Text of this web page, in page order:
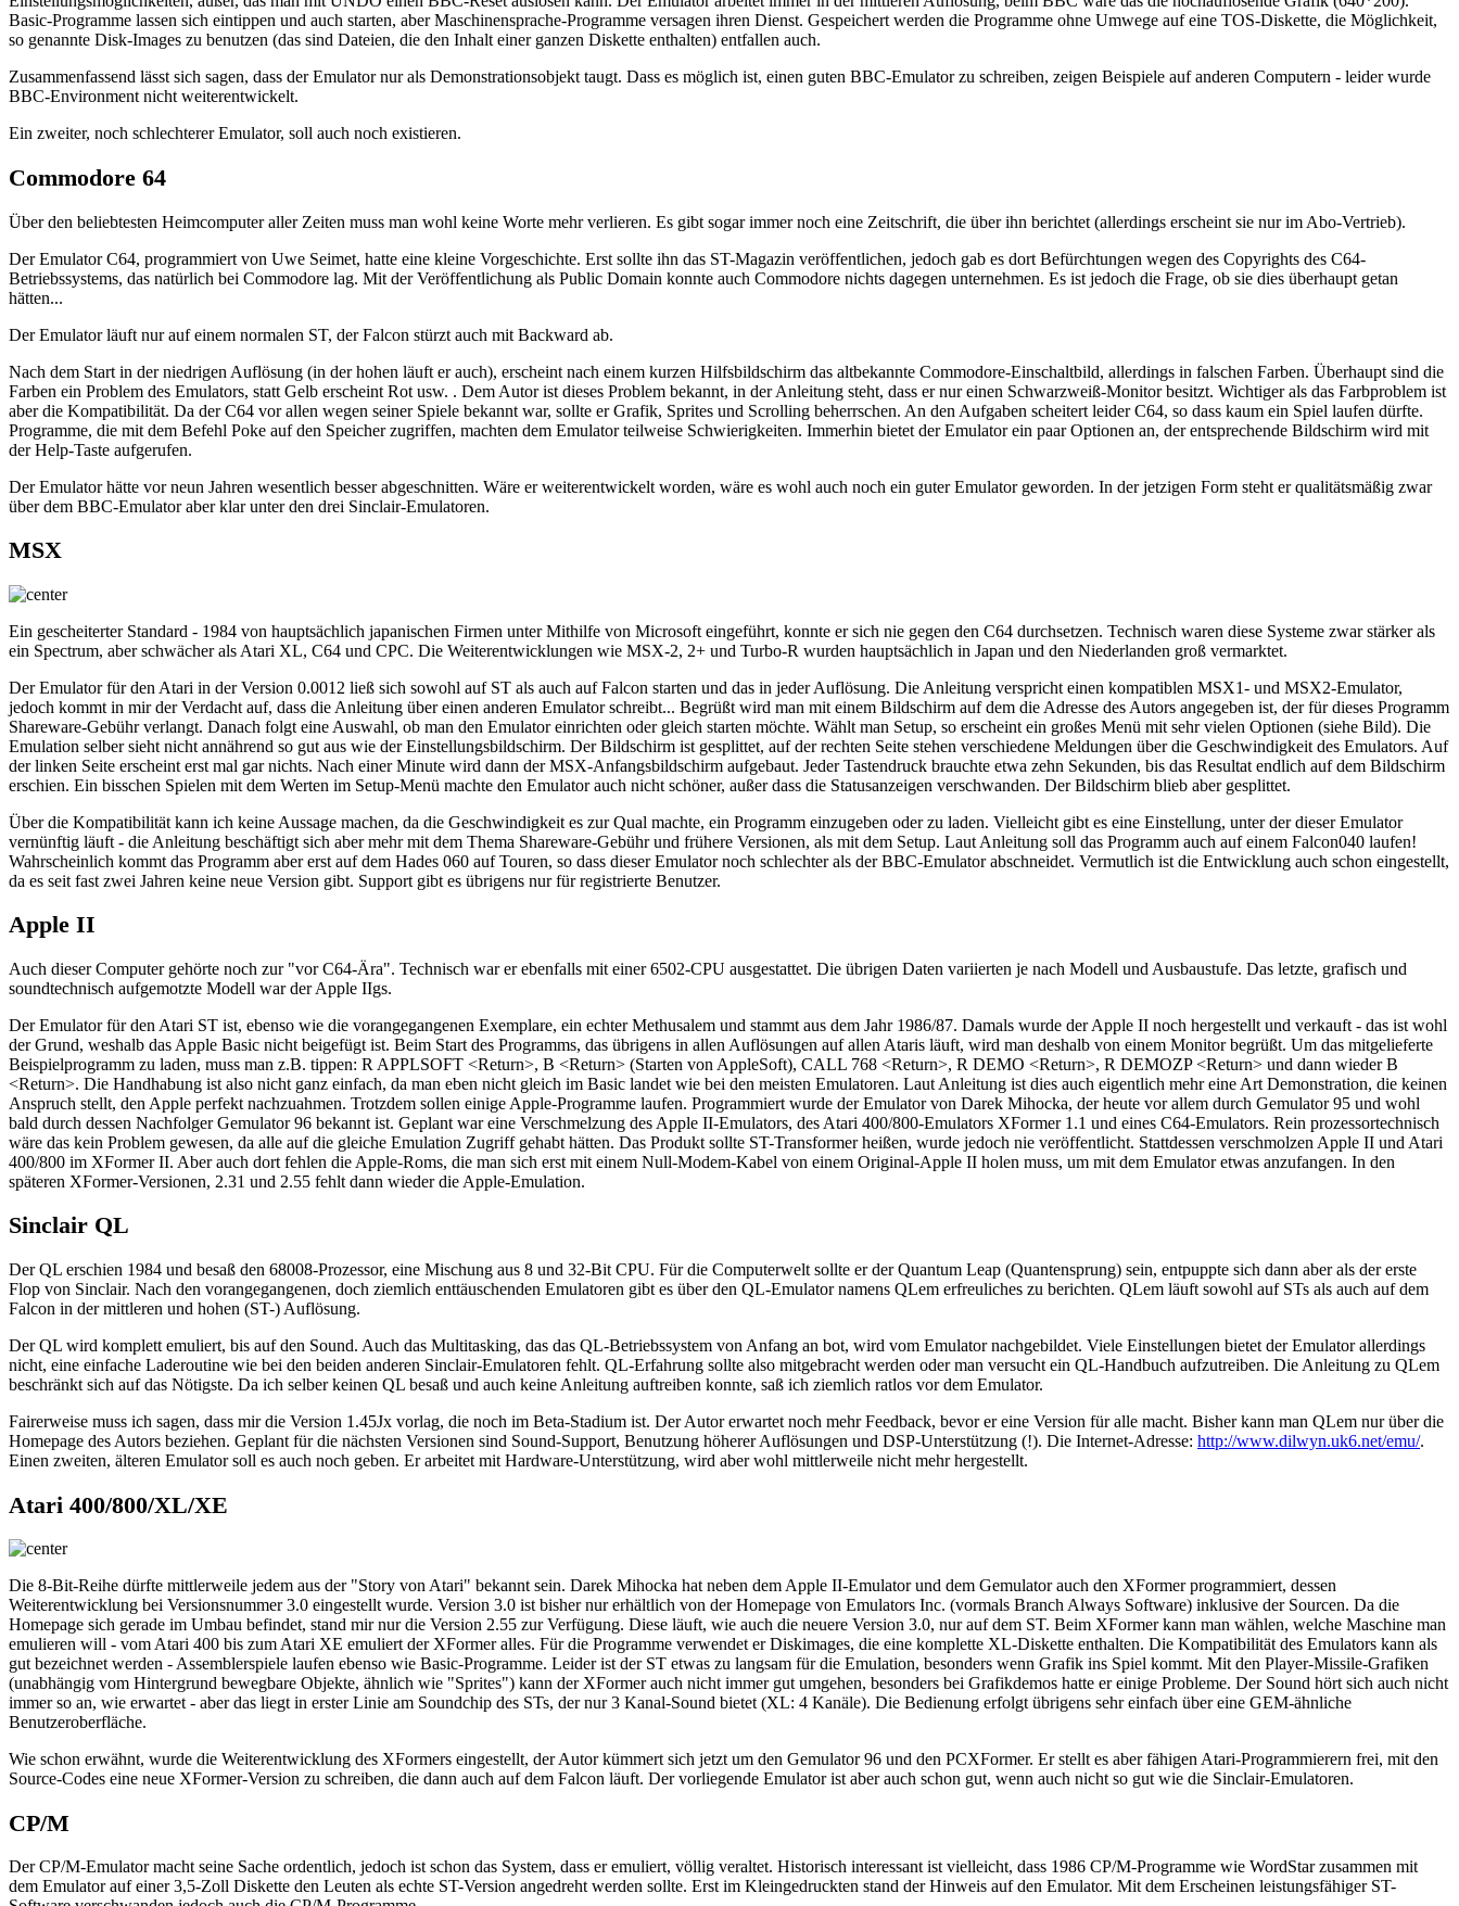
Basic-Programme lassen sich eintippen und auch starten, aber Maschinensprache-Programme versagen ihren Dienst. Gespeichert werden die Programme ohne Umwege auf eine TOS-Diskette, die Möglichkeit,
so genannte Disk-Images zu benutzen (das sind Dateien, die den Inhalt einer ganzen Diskette enthalten) entfallen auch.
Zusammenfassend lässt sich sagen, dass der Emulator nur als Demonstrationsobjekt taugt. Dass es möglich ist, einen guten BBC-Emulator zu schreiben, zeigen Beispiele auf anderen Computern - leider wurde
BBC-Environment nicht weiterentwickelt.
Ein zweiter, noch schlechterer Emulator, soll auch noch existieren.
Commodore 64
Über den beliebtesten Heimcomputer aller Zeiten muss man wohl keine Worte mehr verlieren. Es gibt sogar immer noch eine Zeitschrift, die über ihn berichtet (allerdings erscheint sie nur im Abo-Vertrieb).
Der Emulator C64, programmiert von Uwe Seimet, hatte eine kleine Vorgeschichte. Erst sollte ihn das ST-Magazin veröffentlichen, jedoch gab es dort Befürchtungen wegen des Copyrights des C64-
Betriebssystems, das natürlich bei Commodore lag. Mit der Veröffentlichung als Public Domain konnte auch Commodore nichts dagegen unternehmen. Es ist jedoch die Frage, ob sie dies überhaupt getan
hätten...
Der Emulator läuft nur auf einem normalen ST, der Falcon stürzt auch mit Backward ab.
Nach dem Start in der niedrigen Auflösung (in der hohen läuft er auch), erscheint nach einem kurzen Hilfsbildschirm das altbekannte Commodore-Einschaltbild, allerdings in falschen Farben. Überhaupt sind die
Farben ein Problem des Emulators, statt Gelb erscheint Rot usw. . Dem Autor ist dieses Problem bekannt, in der Anleitung steht, dass er nur einen Schwarzweiß-Monitor besitzt. Wichtiger als das Farbproblem ist
aber die Kompatibilität. Da der C64 vor allen wegen seiner Spiele bekannt war, sollte er Grafik, Sprites und Scrolling beherrschen. An den Aufgaben scheitert leider C64, so dass kaum ein Spiel laufen dürfte.
Programme, die mit dem Befehl Poke auf den Speicher zugriffen, machten dem Emulator teilweise Schwierigkeiten. Immerhin bietet der Emulator ein paar Optionen an, der entsprechende Bildschirm wird mit
der Help-Taste aufgerufen.
Der Emulator hätte vor neun Jahren wesentlich besser abgeschnitten. Wäre er weiterentwickelt worden, wäre es wohl auch noch ein guter Emulator geworden. In der jetzigen Form steht er qualitätsmäßig zwar
über dem BBC-Emulator aber klar unter den drei Sinclair-Emulatoren.
MSX
Ein gescheiterter Standard - 1984 von hauptsächlich japanischen Firmen unter Mithilfe von Microsoft eingeführt, konnte er sich nie gegen den C64 durchsetzen. Technisch waren diese Systeme zwar stärker als
ein Spectrum, aber schwächer als Atari XL, C64 und CPC. Die Weiterentwicklungen wie MSX-2, 2+ und Turbo-R wurden hauptsächlich in Japan und den Niederlanden groß vermarktet.
Der Emulator für den Atari in der Version 0.0012 ließ sich sowohl auf ST als auch auf Falcon starten und das in jeder Auflösung. Die Anleitung verspricht einen kompatiblen MSX1- und MSX2-Emulator,
jedoch kommt in mir der Verdacht auf, dass die Anleitung über einen anderen Emulator schreibt... Begrüßt wird man mit einem Bildschirm auf dem die Adresse des Autors angegeben ist, der für dieses Programm
Shareware-Gebühr verlangt. Danach folgt eine Auswahl, ob man den Emulator einrichten oder gleich starten möchte. Wählt man Setup, so erscheint ein großes Menü mit sehr vielen Optionen (siehe Bild). Die
Emulation selber sieht nicht annährend so gut aus wie der Einstellungsbildschirm. Der Bildschirm ist gesplittet, auf der rechten Seite stehen verschiedene Meldungen über die Geschwindigkeit des Emulators. Auf
der linken Seite erscheint erst mal gar nichts. Nach einer Minute wird dann der MSX-Anfangsbildschirm aufgebaut. Jeder Tastendruck brauchte etwa zehn Sekunden, bis das Resultat endlich auf dem Bildschirm
erschien. Ein bisschen Spielen mit dem Werten im Setup-Menü machte den Emulator auch nicht schöner, außer dass die Statusanzeigen verschwanden. Der Bildschirm blieb aber gesplittet.
Über die Kompatibilität kann ich keine Aussage machen, da die Geschwindigkeit es zur Qual machte, ein Programm einzugeben oder zu laden. Vielleicht gibt es eine Einstellung, unter der dieser Emulator
vernünftig läuft - die Anleitung beschäftigt sich aber mehr mit dem Thema Shareware-Gebühr und frühere Versionen, als mit dem Setup. Laut Anleitung soll das Programm auch auf einem Falcon040 laufen!
Wahrscheinlich kommt das Programm aber erst auf dem Hades 060 auf Touren, so dass dieser Emulator noch schlechter als der BBC-Emulator abschneidet. Vermutlich ist die Entwicklung auch schon eingestellt,
da es seit fast zwei Jahren keine neue Version gibt. Support gibt es übrigens nur für registrierte Benutzer.
Apple II
Auch dieser Computer gehörte noch zur "vor C64-Ära". Technisch war er ebenfalls mit einer 6502-CPU ausgestattet. Die übrigen Daten variierten je nach Modell und Ausbaustufe. Das letzte, grafisch und
soundtechnisch aufgemotzte Modell war der Apple IIgs.
Der Emulator für den Atari ST ist, ebenso wie die vorangegangenen Exemplare, ein echter Methusalem und stammt aus dem Jahr 1986/87. Damals wurde der Apple II noch hergestellt und verkauft - das ist wohl
der Grund, weshalb das Apple Basic nicht beigefügt ist. Beim Start des Programms, das übrigens in allen Auflösungen auf allen Ataris läuft, wird man deshalb von einem Monitor begrüßt. Um das mitgelieferte
Beispielprogramm zu laden, muss man z.B. tippen: R APPLSOFT <Return>, B <Return> (Starten von AppleSoft), CALL 768 <Return>, R DEMO <Return>, R DEMOZP <Return> und dann wieder B
<Return>. Die Handhabung ist also nicht ganz einfach, da man eben nicht gleich im Basic landet wie bei den meisten Emulatoren. Laut Anleitung ist dies auch eigentlich mehr eine Art Demonstration, die keinen
Anspruch stellt, den Apple perfekt nachzuahmen. Trotzdem sollen einige Apple-Programme laufen. Programmiert wurde der Emulator von Darek Mihocka, der heute vor allem durch Gemulator 95 und wohl
bald durch dessen Nachfolger Gemulator 96 bekannt ist. Geplant war eine Verschmelzung des Apple II-Emulators, des Atari 400/800-Emulators XFormer 1.1 und eines C64-Emulators. Rein prozessortechnisch
wäre das kein Problem gewesen, da alle auf die gleiche Emulation Zugriff gehabt hätten. Das Produkt sollte ST-Transformer heißen, wurde jedoch nie veröffentlicht. Stattdessen verschmolzen Apple II und Atari
400/800 im XFormer II. Aber auch dort fehlen die Apple-Roms, die man sich erst mit einem Null-Modem-Kabel von einem Original-Apple II holen muss, um mit dem Emulator etwas anzufangen. In den
späteren XFormer-Versionen, 2.31 und 2.55 fehlt dann wieder die Apple-Emulation.
Sinclair QL
Der QL erschien 1984 und besaß den 68008-Prozessor, eine Mischung aus 8 und 32-Bit CPU. Für die Computerwelt sollte er der Quantum Leap (Quantensprung) sein, entpuppte sich dann aber als der erste
Flop von Sinclair. Nach den vorangegangenen, doch ziemlich enttäuschenden Emulatoren gibt es über den QL-Emulator namens QLem erfreuliches zu berichten. QLem läuft sowohl auf STs als auch auf dem
Falcon in der mittleren und hohen (ST-) Auflösung.
Der QL wird komplett emuliert, bis auf den Sound. Auch das Multitasking, das das QL-Betriebssystem von Anfang an bot, wird vom Emulator nachgebildet. Viele Einstellungen bietet der Emulator allerdings
nicht, eine einfache Laderoutine wie bei den beiden anderen Sinclair-Emulatoren fehlt. QL-Erfahrung sollte also mitgebracht werden oder man versucht ein QL-Handbuch aufzutreiben. Die Anleitung zu QLem
beschränkt sich auf das Nötigste. Da ich selber keinen QL besaß und auch keine Anleitung auftreiben konnte, saß ich ziemlich ratlos vor dem Emulator.
Fairerweise muss ich sagen, dass mir die Version 1.45Jx vorlag, die noch im Beta-Stadium ist. Der Autor erwartet noch mehr Feedback, bevor er eine Version für alle macht. Bisher kann man QLem nur über die
Homepage des Autors beziehen. Geplant für die nächsten Versionen sind Sound-Support, Benutzung höherer Auflösungen und DSP-Unterstützung (!). Die Internet-Adresse: http://www.dilwyn.uk6.net/emu/.
Einen zweiten, älteren Emulator soll es auch noch geben. Er arbeitet mit Hardware-Unterstützung, wird aber wohl mittlerweile nicht mehr hergestellt.
Atari 400/800/XL/XE
Die 8-Bit-Reihe dürfte mittlerweile jedem aus der "Story von Atari" bekannt sein. Darek Mihocka hat neben dem Apple II-Emulator und dem Gemulator auch den XFormer programmiert, dessen
Weiterentwicklung bei Versionsnummer 3.0 eingestellt wurde. Version 3.0 ist bisher nur erhältlich von der Homepage von Emulators Inc. (vormals Branch Always Software) inklusive der Sourcen. Da die
Homepage sich gerade im Umbau befindet, stand mir nur die Version 2.55 zur Verfügung. Diese läuft, wie auch die neuere Version 3.0, nur auf dem ST. Beim XFormer kann man wählen, welche Maschine man
emulieren will - vom Atari 400 bis zum Atari XE emuliert der XFormer alles. Für die Programme verwendet er Diskimages, die eine komplette XL-Diskette enthalten. Die Kompatibilität des Emulators kann als
gut bezeichnet werden - Assemblerspiele laufen ebenso wie Basic-Programme. Leider ist der ST etwas zu langsam für die Emulation, besonders wenn Grafik ins Spiel kommt. Mit den Player-Missile-Grafiken
(unabhängig vom Hintergrund bewegbare Objekte, ähnlich wie "Sprites") kann der XFormer auch nicht immer gut umgehen, besonders bei Grafikdemos hatte er einige Probleme. Der Sound hört sich auch nicht
immer so an, wie erwartet - aber das liegt in erster Linie am Soundchip des STs, der nur 3 Kanal-Sound bietet (XL: 4 Kanäle). Die Bedienung erfolgt übrigens sehr einfach über eine GEM-ähnliche
Benutzeroberfläche.
Wie schon erwähnt, wurde die Weiterentwicklung des XFormers eingestellt, der Autor kümmert sich jetzt um den Gemulator 96 und den PCXFormer. Er stellt es aber fähigen Atari-Programmierern frei, mit den
Source-Codes eine neue XFormer-Version zu schreiben, die dann auch auf dem Falcon läuft. Der vorliegende Emulator ist aber auch schon gut, wenn auch nicht so gut wie die Sinclair-Emulatoren.
CP/M
Der CP/M-Emulator macht seine Sache ordentlich, jedoch ist schon das System, dass er emuliert, völlig veraltet. Historisch interessant ist vielleicht, dass 1986 CP/M-Programme wie WordStar zusammen mit
dem Emulator auf einer 3,5-Zoll Diskette den Leuten als echte ST-Version angedreht werden sollte. Erst im Kleingedruckten stand der Hinweis auf den Emulator. Mit dem Erscheinen leistungsfähiger ST-